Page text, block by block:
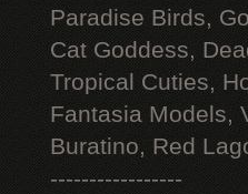
Paradise Birds,
Cat Goddess,
Tropical Cuties,
Fantasia Models,
Buratino, Red
-----------------